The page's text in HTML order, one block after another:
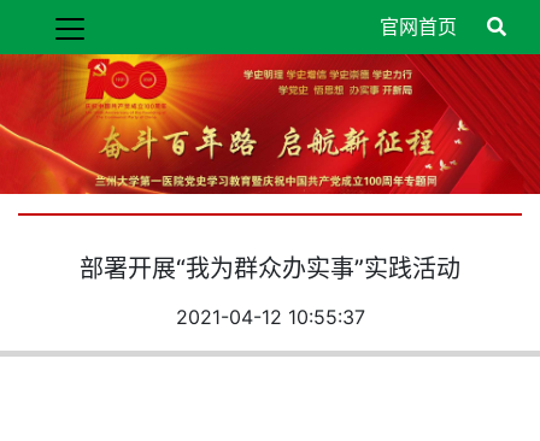
官网首页
部署开展“我为群众办实事”实践活动
2021-04-12 10:55:37